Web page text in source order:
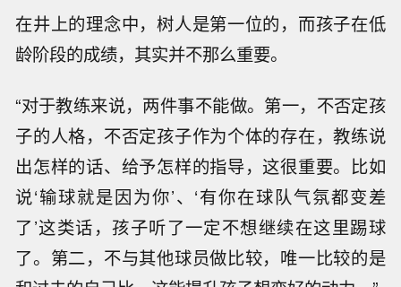
在井上的理念中，树人是第一位的，而孩子在低
龄阶段的成绩，其实并不那么重要。
“对于教练来说，两件事不能做。第一，不否定孩
子的人格，不否定孩子作为个体的存在，教练说
出怎样的话、给予怎样的指导，这很重要。比如
说‘输球就是因为你’、‘有你在球队气氛都变差
了’这类话，孩子听了一定不想继续在这里踢球
了。第二，不与其他球员做比较，唯一比较的是